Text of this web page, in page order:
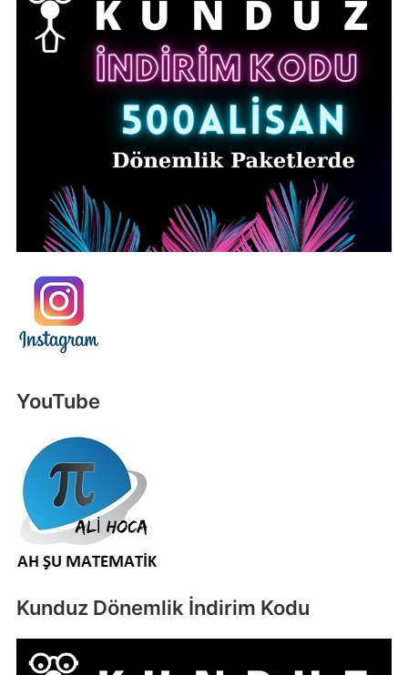
YouTube
Kunduz Dönemlik İndirim Kodu